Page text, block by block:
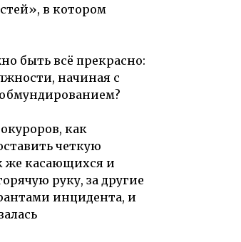
в котором
быть всё прекрасно:
начиная с
как
четкую
же касающихся и
руку, за другие
инцидента, и